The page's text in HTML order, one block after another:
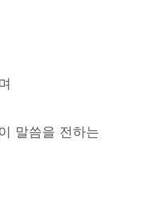
말씀을 전하는